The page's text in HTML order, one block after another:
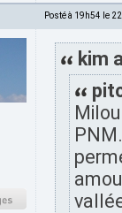
Posté à 19h54 le
kim